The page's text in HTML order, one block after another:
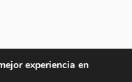
experiencia en